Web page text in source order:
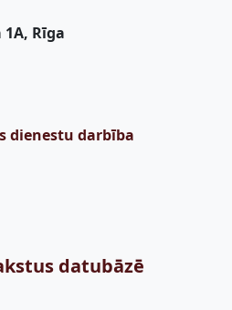
Rīga
dienestu darbība
datubāzē